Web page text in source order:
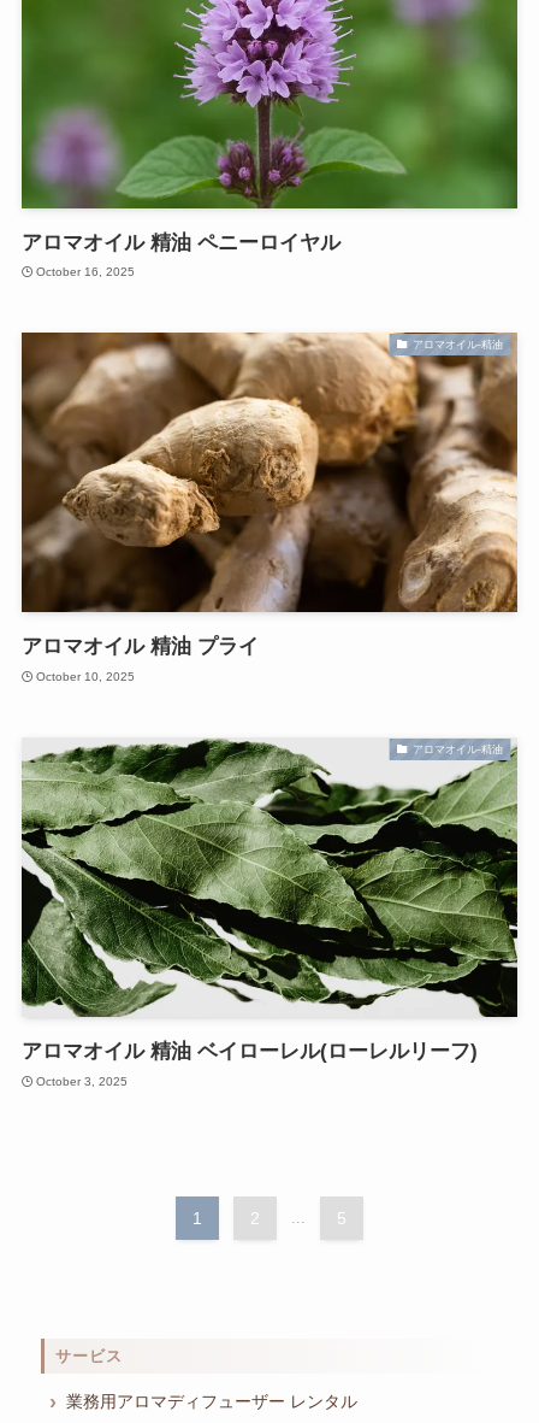
アロマオイル 精油 ペニーロイヤル
October 16, 2025
アロマオイル-精油
アロマオイル 精油 プライ
October 10, 2025
アロマオイル-精油
アロマオイル 精油 ベイローレル(ローレルリーフ)
October 3, 2025
1 2 ... 5
サービス
業務用アロマディフューザー レンタル